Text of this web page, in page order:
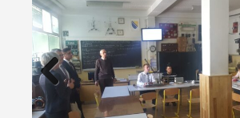
Previous